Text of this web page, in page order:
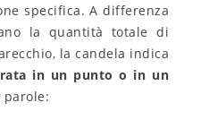
specifica. A differenza
la quantità totale di
la candela indica
in un punto o in un